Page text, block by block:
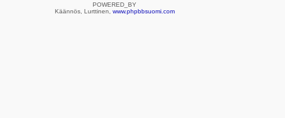
POWERED_BY
Käännös, Lurttinen, www.phpbbsuomi.com